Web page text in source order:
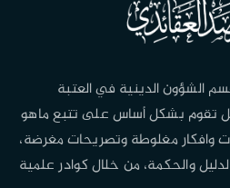
الشؤون الدينية في العتبة
تقوم بشكل أساس على تتبع ماهو
وافكار مغلوطة وتصريحات مغرضة،
والحكمة، من خلال كوادر علمية